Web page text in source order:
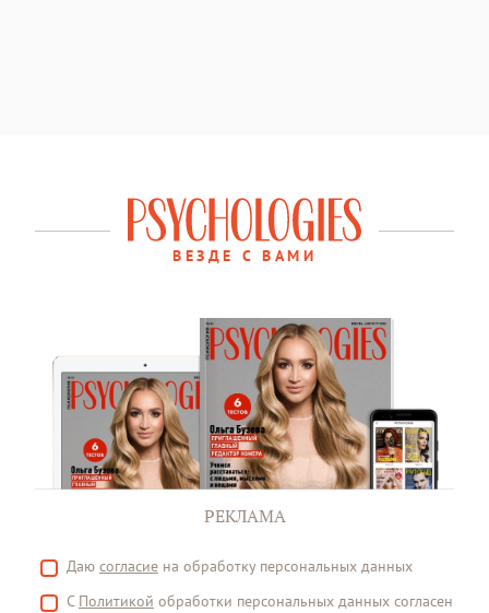
ВЕЗДЕ С ВАМИ
РЕКЛАМА
Даю согласие на обработку персональных данных
С Политикой обработки персональных данных согласен